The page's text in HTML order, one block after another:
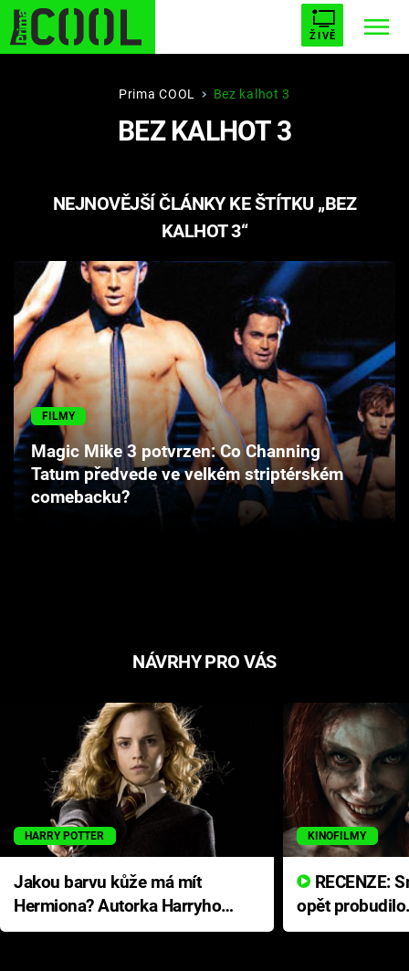
ŽIVĚ
STARHOUSE BUFFY, PŘEMOŽITELKA UPÍRŮ
PLNEJ KOTEL AVENGERS 5
Přihlášení
Sledujte nás
Prima COOL Bez kalhot 3
BEZ KALHOT 3
NEJNOVĚJŠÍ ČLÁNKY KE ŠTÍTKU „BEZ
KALHOT 3“
FILMY
Magic Mike 3 potvrzen: Co Channing
Tatum předvede ve velkém striptérském
comebacku?
NÁVRHY PRO VÁS
HARRY POTTER
Jakou barvu kůže má mít
Hermiona? Autorka Harryho
Pottera přišla s ráznou
KINOFILMY
opět
přichází s